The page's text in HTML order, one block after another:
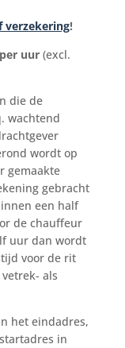
verzekering!
uur (excl.
die de
wachtend
wordt op
gemaakte
gebracht
een half
de chauffeur
uur dan wordt
voor de rit
als
het eindadres,
in